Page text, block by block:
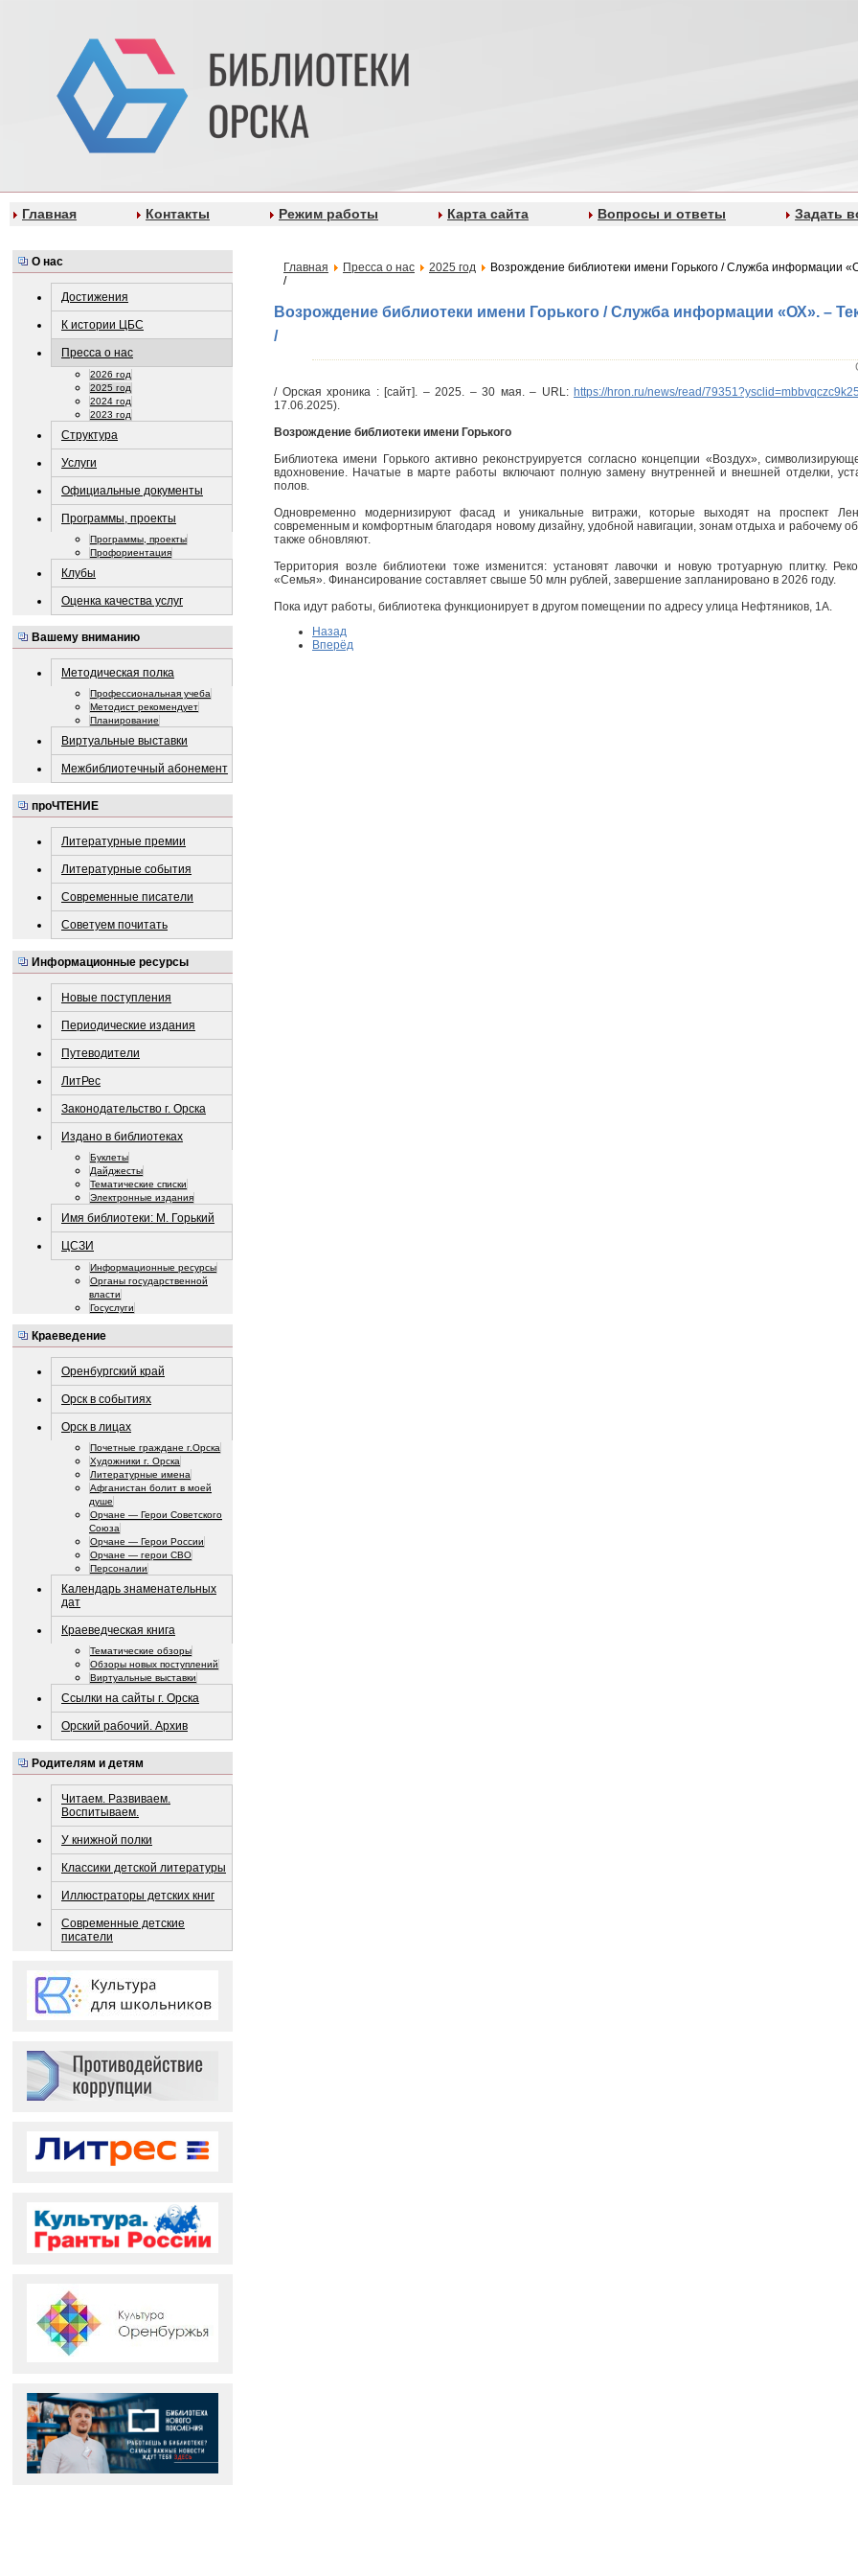
Главная Контакты Режим работы Карта сайта Вопросы и ответы Задать
О нас
Достижения
К истории ЦБС
Пресса о нас
2026 год
2025 год
2024 год
2023 год
Структура
Услуги
Официальные документы
Программы, проекты
Программы, проекты
Профориентация
Клубы
Оценка качества услуг
Вашему вниманию
Методическая полка
Профессиональная учеба
Методист рекомендует
Планирование
Виртуальные выставки
Межбиблиотечный абонемент
проЧТЕНИЕ
Литературные премии
Литературные события
Современные писатели
Советуем почитать
Информационные ресурсы
Новые поступления
Периодические издания
Путеводители
ЛитРес
Законодательство г. Орска
Издано в библиотеках
Буклеты
Дайджесты
Тематические списки
Электронные издания
Имя библиотеки: М. Горький
ЦСЗИ
Информационные ресурсы
Органы государственной
власти
Госуслуги
Краеведение
Оренбургский край
Орск в событиях
Орск в лицах
Почетные граждане г.Орска
Художники г. Орска
Литературные имена
Афганистан болит в моей
душе
Орчане — Герои Советского
Союза
Орчане — Герои России
Орчане — герои СВО
Персоналии
Календарь знаменательных
дат
Краеведческая книга
Тематические обзоры
Обзоры новых поступлений
Виртуальные выставки
Ссылки на сайты г. Орска
Орский рабочий. Архив
Родителям и детям
Читаем. Развиваем.
Воспитываем.
У книжной полки
Классики детской литературы
Иллюстраторы детских книг
Современные детские
писатели
Главная Пресса о нас 2025 год
Возрождение библиотеки имени Горького / Служба информации
/
Возрождение библиотеки имени Горького / Служба информации «ОХ». –
/
/ Орская хроника : [сайт]. – 2025. – 30 мая. – URL: https://hron.ru/news/read/
17.06.2025).
Возрождение библиотеки имени Горького
Библиотека имени Горького активно реконструируется согласно концепции «Воздух»,
вдохновение. Начатые в марте работы включают полную замену внутренней и внешней отделки,
полов.
Одновременно модернизируют фасад и уникальные витражи, которые выходят на проспект
современным и комфортным благодаря новому дизайну, удобной навигации, зонам отдыха и рабочему
также обновляют.
Территория возле библиотеки тоже изменится: установят лавочки и новую тротуарную плитку.
«Семья». Финансирование составляет свыше 50 млн рублей, завершение запланировано в 2026 году.
Пока идут работы, библиотека функционирует в другом помещении по адресу улица Нефтяников, 1А.
Назад
Вперёд